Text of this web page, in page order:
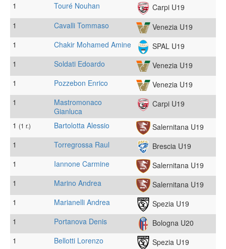
1
Touré Nouhan
Carpi U19
1
Cavalli Tommaso
Venezia U19
1
Chakir Mohamed Amine
SPAL U19
1
Soldati Edoardo
Venezia U19
1
Pozzebon Enrico
Venezia U19
1
Mastromonaco
Gianluca
Carpi U19
1 (1 r.) Bartolotta Alessio
Salernitana U19
1
Torregrossa Raul
Brescia U19
1
Iannone Carmine
Salernitana U19
1
Marino Andrea
Salernitana U19
1
Marianelli Andrea
Spezia U19
1
Portanova Denis
Bologna U20
1
Bellotti Lorenzo
Spezia U19